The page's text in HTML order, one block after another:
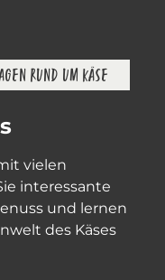
RUND UM KÄSE
vielen
interessante
und lernen
des Käses